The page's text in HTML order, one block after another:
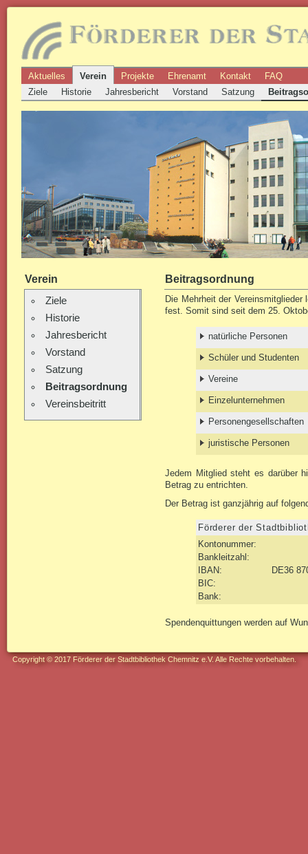
Aktuelles Verein Projekte Ehrenamt Kontakt
FAQ
Ziele
Historie Jahresbericht Vorstand Satzung
Verein
Ziele
Historie
Jahresbericht
Vorstand
Satzung
Beitragsordnung
Vereinsbeitritt
Beitragsordnung
Die Mehrheit der
fest. Somit sind seit dem 25.
natürliche Personen
Schüler und Studenten
Vereine
Einzelunternehmen
Personengesellschaften
juristische Personen
Jedem Mitglied steht es darüber
Betrag zu entrichten.
Der Betrag ist ganzjährig auf
Förderer der
Kontonummer:
Bankleitzahl:
IBAN:
DE36
BIC:
Bank:
Spendenquittungen werden auf
Copyright © 2017 Förderer der Stadtbibliothek Chemnitz e.V. Alle Rechte vorbehalten.